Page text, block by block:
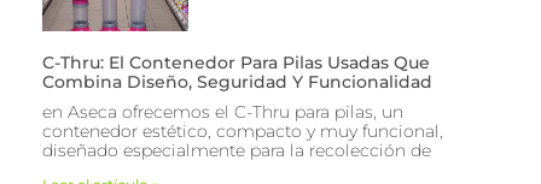
C-Thru: El Contenedor Para Pilas Usadas Que
Combina Diseño, Seguridad Y Funcionalidad
en Aseca ofrecemos el C-Thru para pilas, un
contenedor estético, compacto y muy funcional,
diseñado especialmente para la recolección de